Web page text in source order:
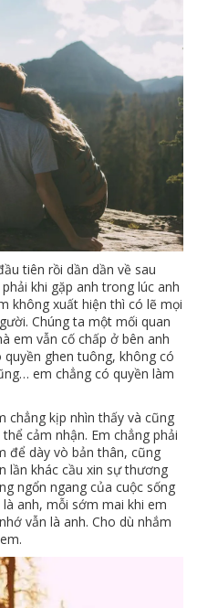
tiên rồi dần dần về sau
khi gặp anh trong lúc anh
không xuất hiện thì có lẽ mọi
Chúng ta một mối quan
em vẫn cố chấp ở bên anh
ghen tuông, không có
em chẳng có quyền làm
chẳng kịp nhìn thấy và cũng
cảm nhận. Em chẳng phải
để dày vò bản thân, cũng
lần khác cầu xin sự thương
ngổn ngang của cuộc sống
anh, mỗi sớm mai khi em
vẫn là anh. Cho dù nhắm